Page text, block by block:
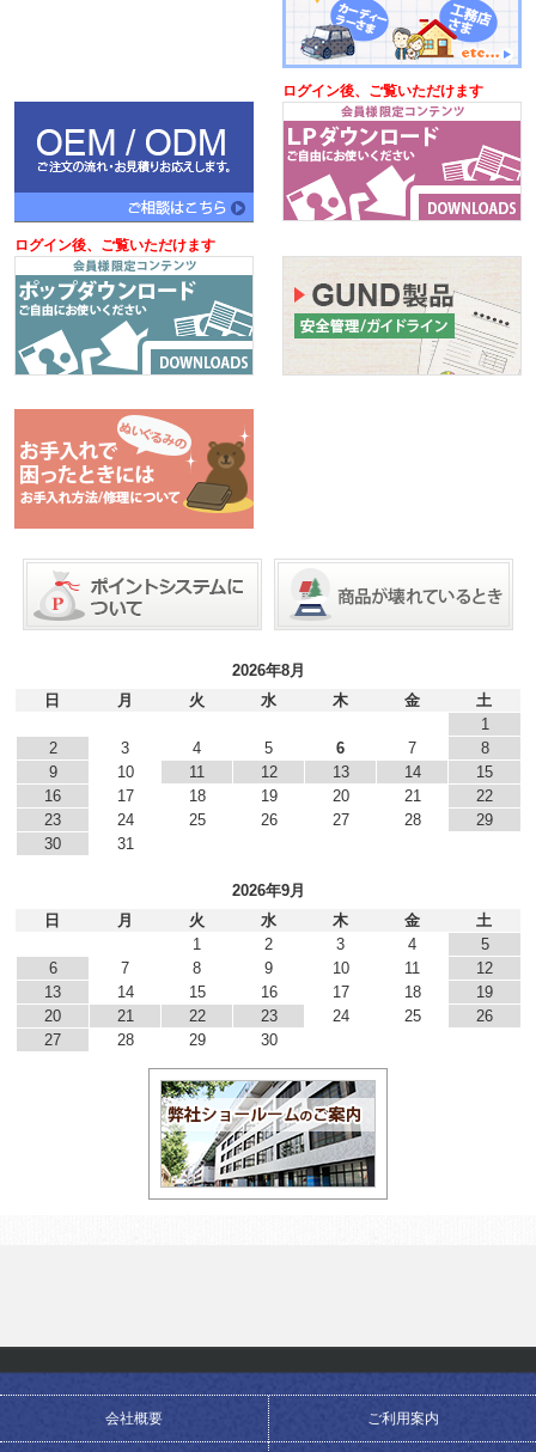
ログイン後、ご覧いただけます
ログイン後、ご覧いただけます
2026年8月
日
月 火 水 木 金
土
1
2
3 4 5 6 7
8
9
10 11 12 13 14
15
16
17 18 19 20 21
22
23
24 25 26 27 28
29
30
31
2026年9月
日
月 火 水 木 金
土
1
2 3 4
5
6
7 8 9 10 11
12
13
14 15 16 17 18
19
20
21 22 23 24 25
26
27
28 29 30
会社概要 ご利用案内